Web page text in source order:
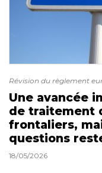
Révision du règlement
Une avancée
de traitement
frontaliers,
questions
18/05/2026